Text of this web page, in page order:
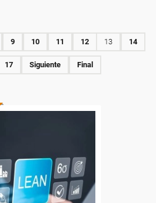
9 10 11 12 13 14
17 Siguiente Final